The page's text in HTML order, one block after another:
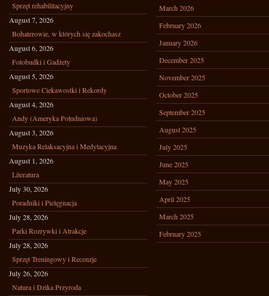
Sprzęt rehabilitacyjny
August 7, 2026
Bohaterowie, w których się zakochasz
August 6, 2026
Fotobudki i Gadżety
August 5, 2026
Sportowe Ciekawostki i Rekordy
August 4, 2026
Andy (Ameryka Południowa)
August 3, 2026
Muzyka Relaksacyjna i Medytacyjna
August 1, 2026
Literatura
July 30, 2026
Poradniki i Pielęgnacja
July 28, 2026
Parki Rozrywki i Atrakcje
July 28, 2026
Sprzęt Treningowy i Recenzje
July 26, 2026
Natura i Dzika Przyroda
March 2026
February 2026
January 2026
December 2025
November 2025
October 2025
September 2025
August 2025
July 2025
June 2025
May 2025
April 2025
March 2025
February 2025